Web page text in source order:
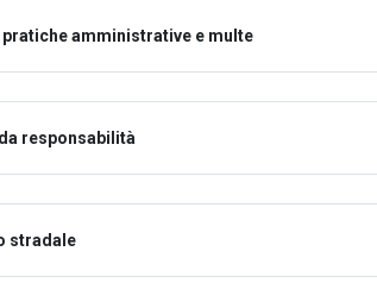
pratiche amministrative e multe
responsabilità
stradale